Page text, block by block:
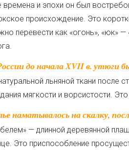
времена и эпохи он был
происхождение. Это
перевести как «огонь», «юк»
льняной ткани после
мягкости и ворсистости.
— длинной деревянной
Это приспособление